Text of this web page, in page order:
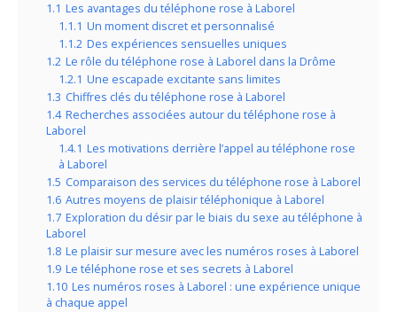
1.1 Les avantages du téléphone rose à Laborel
1.1.1 Un moment discret et personnalisé
1.1.2 Des expériences sensuelles uniques
1.2 Le rôle du téléphone rose à Laborel dans la Drôme
1.2.1 Une escapade excitante sans limites
1.3 Chiffres clés du téléphone rose à Laborel
1.4 Recherches associées autour du téléphone rose à
Laborel
1.4.1 Les motivations derrière l’appel au téléphone rose
à Laborel
1.5 Comparaison des services du téléphone rose à Laborel
1.6 Autres moyens de plaisir téléphonique à Laborel
1.7 Exploration du désir par le biais du sexe au téléphone à
Laborel
1.8 Le plaisir sur mesure avec les numéros roses à Laborel
1.9 Le téléphone rose et ses secrets à Laborel
1.10 Les numéros roses à Laborel : une expérience unique
à chaque appel